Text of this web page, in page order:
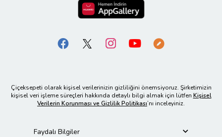
Çiçeksepeti olarak kişisel verilerinizin gizliliğini önemsiyoruz. Şirketimizin
kişisel veri işleme süreçleri hakkında detaylı bilgi almak için lütfen Kişisel
Verilerin Korunması ve Gizlilik Politikası’nı inceleyiniz.
Faydalı Bilgiler